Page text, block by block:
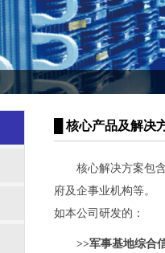
█ 核心产品及解决
核心解决方案包
府及企事业机构等。
如本公司研发的：
>>军事基地综合